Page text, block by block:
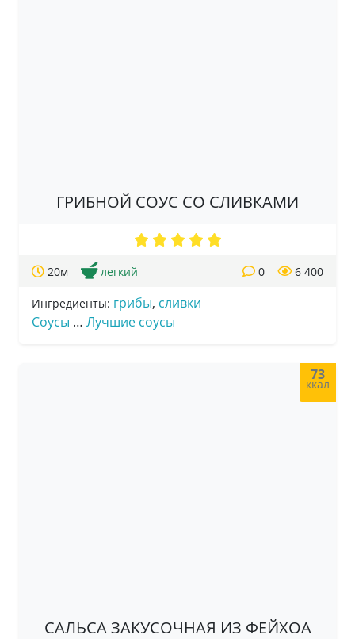
ГРИБНОЙ СОУС СО СЛИВКАМИ
20м легкий 6 400
0
Ингредиенты: грибы, сливки
Соусы … Лучшие соусы
73
ккал
САЛЬСА ЗАКУСОЧНАЯ ИЗ ФЕЙХОА